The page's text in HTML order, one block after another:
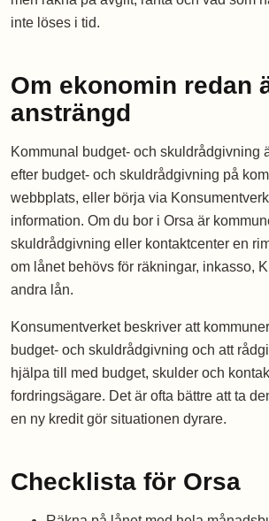
inte löses i tid.
Om ekonomin redan
ansträngd
Kommunal budget- och skuldrådgivning
efter budget- och skuldrådgivning på
webbplats, eller börja via
information. Om du bor i Orsa är
skuldrådgivning eller kontaktcenter en
om lånet behövs för räkningar, inkasso,
andra lån.
Konsumentverket beskriver att
budget- och skuldrådgivning och att
hjälpa till med budget, skulder och
fordringsägare. Det är ofta bättre att ta
en ny kredit gör situationen dyrare.
Checklista för Orsa